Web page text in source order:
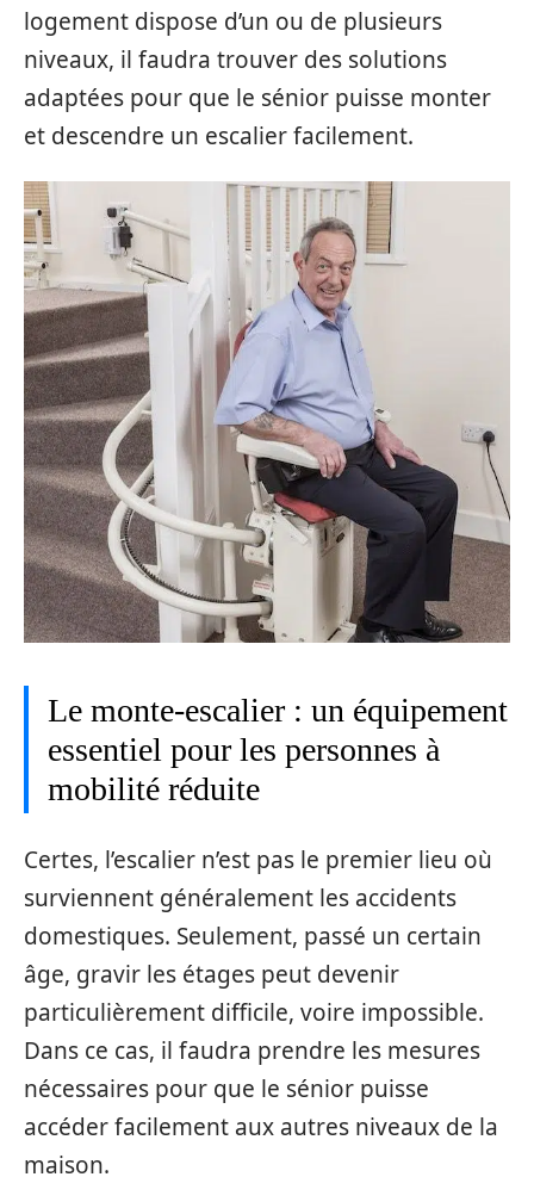
logement dispose d’un ou de plusieurs
niveaux, il faudra trouver des solutions
adaptées pour que le sénior puisse monter
et descendre un escalier facilement.
Le monte-escalier : un équipement
essentiel pour les personnes à
mobilité réduite
Certes, l’escalier n’est pas le premier lieu où
surviennent généralement les accidents
domestiques. Seulement, passé un certain
âge, gravir les étages peut devenir
particulièrement difficile, voire impossible.
Dans ce cas, il faudra prendre les mesures
nécessaires pour que le sénior puisse
accéder facilement aux autres niveaux de la
maison.